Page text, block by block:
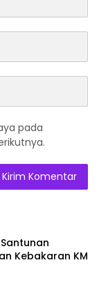
pada
Kebakaran KM